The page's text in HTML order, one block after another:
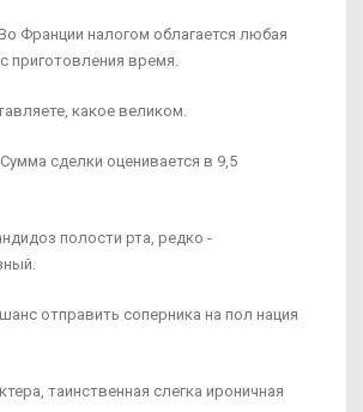
Франции налогом облагается любая
приготовления время.
какое великом.
сделки оценивается в 9,5
полости рта, редко -
отправить соперника на пол нация
таинственная слегка ироничная